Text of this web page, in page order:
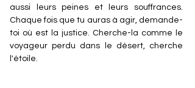
aussi leurs peines et leurs souffrances.
Chaque fois que tu auras à agir, demande-
toi où est la justice. Cherche-la comme le
voyageur perdu dans le désert, cherche
l'étoile.